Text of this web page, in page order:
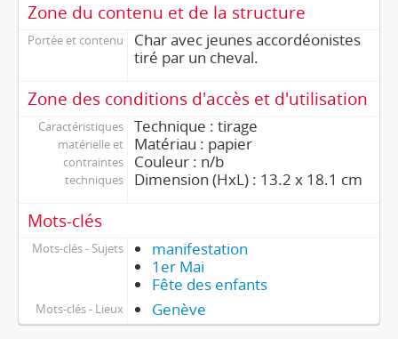
Zone du contenu et de la structure
Portée et contenu
Char avec jeunes accordéonistes
tiré par un cheval.
Zone des conditions d'accès et d'utilisation
Caractéristiques
matérielle et
contraintes
techniques
Technique : tirage
Matériau : papier
Couleur : n/b
Dimension (HxL) : 13.2 x 18.1 cm
Mots-clés
Mots-clés - Sujets
manifestation
1er Mai
Fête des enfants
Mots-clés - Lieux Genève